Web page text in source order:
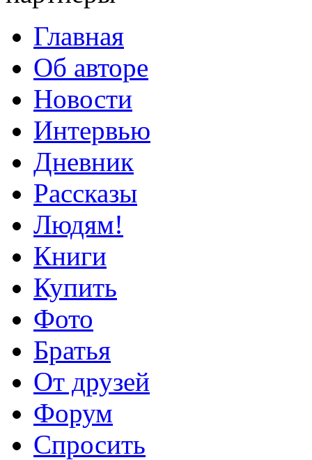
Главная
Об авторе
Новости
Интервью
Дневник
Рассказы
Людям!
Книги
Купить
Фото
Братья
От друзей
Форум
Спросить